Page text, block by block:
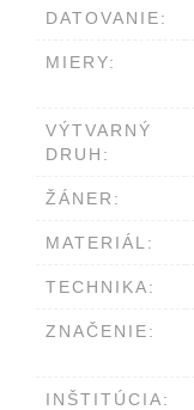
DATOVANIE:
MIERY:
VÝTVARNÝ
DRUH:
ŽÁNER:
MATERIÁL:
TECHNIKA:
ZNAČENIE:
INŠTITÚCIA: